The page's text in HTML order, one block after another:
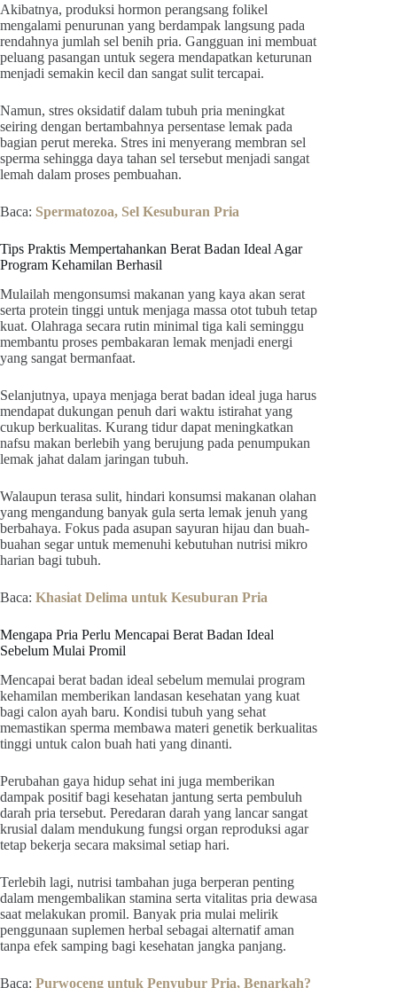
Akibatnya, produksi hormon perangsang folikel
mengalami penurunan yang berdampak langsung pada
rendahnya jumlah sel benih pria. Gangguan ini membuat
peluang pasangan untuk segera mendapatkan keturunan
menjadi semakin kecil dan sangat sulit tercapai.
Namun, stres oksidatif dalam tubuh pria meningkat
seiring dengan bertambahnya persentase lemak pada
bagian perut mereka. Stres ini menyerang membran sel
sperma sehingga daya tahan sel tersebut menjadi sangat
lemah dalam proses pembuahan.
Baca: Spermatozoa, Sel Kesuburan Pria
Tips Praktis Mempertahankan Berat Badan Ideal Agar
Program Kehamilan Berhasil
Mulailah mengonsumsi makanan yang kaya akan serat
serta protein tinggi untuk menjaga massa otot tubuh tetap
kuat. Olahraga secara rutin minimal tiga kali seminggu
membantu proses pembakaran lemak menjadi energi
yang sangat bermanfaat.
Selanjutnya, upaya menjaga berat badan ideal juga harus
mendapat dukungan penuh dari waktu istirahat yang
cukup berkualitas. Kurang tidur dapat meningkatkan
nafsu makan berlebih yang berujung pada penumpukan
lemak jahat dalam jaringan tubuh.
Walaupun terasa sulit, hindari konsumsi makanan olahan
yang mengandung banyak gula serta lemak jenuh yang
berbahaya. Fokus pada asupan sayuran hijau dan buah-
buahan segar untuk memenuhi kebutuhan nutrisi mikro
harian bagi tubuh.
Baca: Khasiat Delima untuk Kesuburan Pria
Mengapa Pria Perlu Mencapai Berat Badan Ideal
Sebelum Mulai Promil
Mencapai berat badan ideal sebelum memulai program
kehamilan memberikan landasan kesehatan yang kuat
bagi calon ayah baru. Kondisi tubuh yang sehat
memastikan sperma membawa materi genetik berkualitas
tinggi untuk calon buah hati yang dinanti.
Perubahan gaya hidup sehat ini juga memberikan
dampak positif bagi kesehatan jantung serta pembuluh
darah pria tersebut. Peredaran darah yang lancar sangat
krusial dalam mendukung fungsi organ reproduksi agar
tetap bekerja secara maksimal setiap hari.
Terlebih lagi, nutrisi tambahan juga berperan penting
dalam mengembalikan stamina serta vitalitas pria dewasa
saat melakukan promil. Banyak pria mulai melirik
penggunaan suplemen herbal sebagai alternatif aman
tanpa efek samping bagi kesehatan jangka panjang.
Baca: Purwoceng untuk Penyubur Pria, Benarkah?